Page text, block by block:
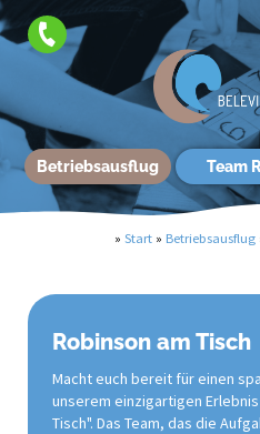
Betriebsausflug Team
» Start » Betriebsausflug
Robinson am Tisch
Macht euch bereit für einen
unserem einzigartigen
Tisch". Das Team, das die